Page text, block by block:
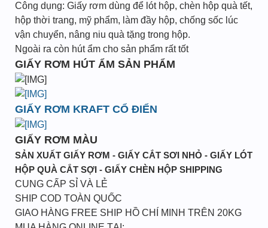
Công dụng: Giấy rơm dùng để lót hộp, chèn hộp quà tết,
hộp thời trang, mỹ phẩm, làm đầy hộp, chống sốc lúc
vận chuyển, nâng niu quà tặng trong hộp.
Ngoài ra còn hút ẩm cho sản phẩm rất tốt
GIẤY RƠM HÚT ẨM SẢN PHẨM
GIẤY RƠM KRAFT CỔ ĐIỂN
GIẤY RƠM MÀU
SẢN XUẤT GIẤY RƠM - GIẤY CẮT SƠI NHỎ - GIẤY LÓT
HỘP QUÀ CẮT SỢI - GIẤY CHÈN HỘP SHIPPING
CUNG CẤP SỈ VÀ LẺ
SHIP COD TOÀN QUỐC
GIAO HÀNG FREE SHIP HỒ CHÍ MINH TRÊN 20KG